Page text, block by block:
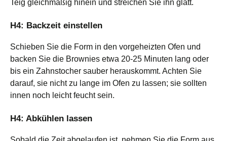
Teig gleichmäßig hinein und streichen Sie ihn glatt.
H4: Backzeit einstellen
Schieben Sie die Form in den vorgeheizten Ofen und
backen Sie die Brownies etwa 20-25 Minuten lang oder
bis ein Zahnstocher sauber herauskommt. Achten Sie
darauf, sie nicht zu lange im Ofen zu lassen; sie sollten
innen noch leicht feucht sein.
H4: Abkühlen lassen